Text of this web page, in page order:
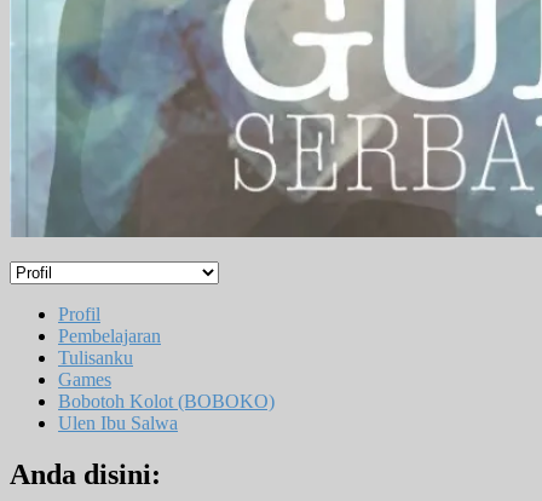
Profil
Pembelajaran
Tulisanku
Games
Bobotoh Kolot (BOBOKO)
Ulen Ibu Salwa
Anda disini: